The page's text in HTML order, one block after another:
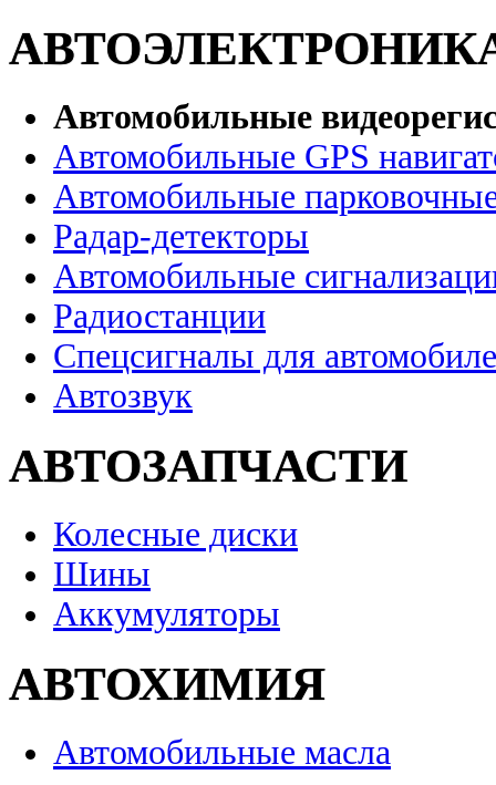
Автомобильные
Автомобильные GPS
Автомобильные
Радар-детекторы
Автомобильные
Радиостанции
Спецсигналы для
Автозвук
АВТОЗАПЧАСТИ
Колесные диски
Шины
Аккумуляторы
АВТОХИМИЯ
Автомобильные масла